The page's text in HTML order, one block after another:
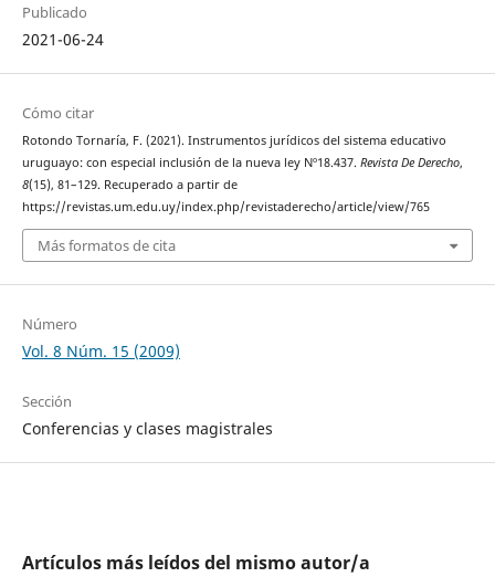
Publicado
2021-06-24
Cómo citar
Rotondo Tornaría, F. (2021). Instrumentos jurídicos del sistema educativo
uruguayo: con especial inclusión de la nueva ley Nº18.437. Revista De Derecho,
8(15), 81–129. Recuperado a partir de
https://revistas.um.edu.uy/index.php/revistaderecho/article/view/765
Más formatos de cita
Número
Vol. 8 Núm. 15 (2009)
Sección
Conferencias y clases magistrales
Artículos más leídos del mismo autor/a